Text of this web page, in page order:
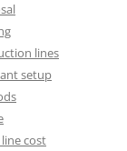
lines
setup
cost